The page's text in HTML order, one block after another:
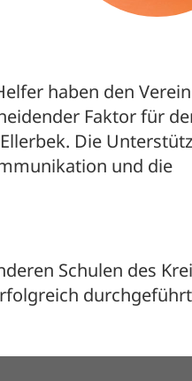
haben den
Faktor für
Die
und die
Schulen des